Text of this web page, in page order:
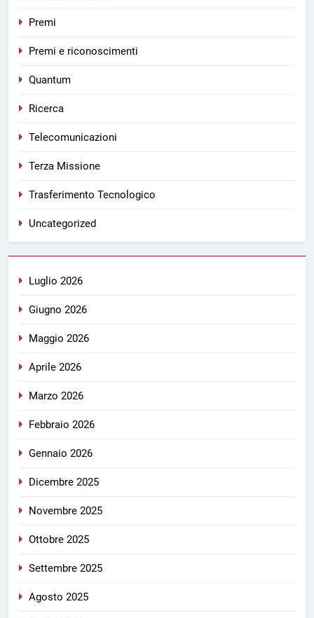
Premi
Premi e riconoscimenti
Quantum
Ricerca
Telecomunicazioni
Terza Missione
Trasferimento Tecnologico
Uncategorized
Luglio 2026
Giugno 2026
Maggio 2026
Aprile 2026
Marzo 2026
Febbraio 2026
Gennaio 2026
Dicembre 2025
Novembre 2025
Ottobre 2025
Settembre 2025
Agosto 2025